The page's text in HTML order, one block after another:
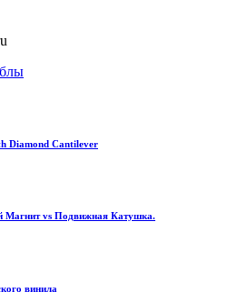
Diamond Cantilever
Магнит vs Подвижная Катушка.
винила